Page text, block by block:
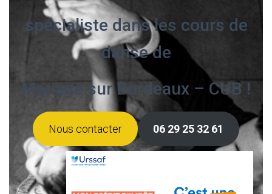
spécialiste dans les cours de
danse de
Mariage sur Bordeaux – CUB !
Nous contacter 06 29 25 32 61